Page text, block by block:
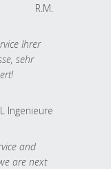
R.M.
Ihrer
sehr
Ingenieure
and
are next